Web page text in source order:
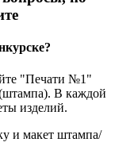
"Печати №1"
В каждой
изделий.
и макет штампа/